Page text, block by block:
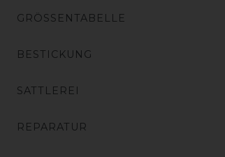
GRÖSSENTABELLE
BESTICKUNG
SATTLEREI
REPARATUR